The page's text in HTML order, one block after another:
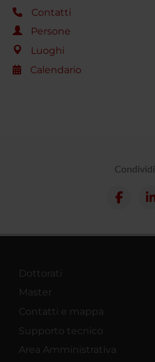
Contatti
Persone
Luoghi
Calendario
Condividi
Dottorati
Master
Contatti e mappa
Supporto tecnico
Area Amministrativa